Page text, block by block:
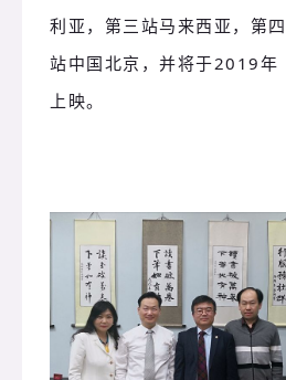
利亚，第三站马来西亚，第四
站中国北京，并将于2019年
上映。